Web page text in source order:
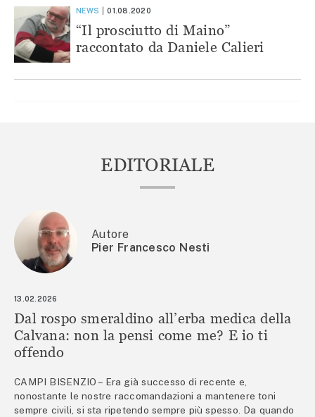
NEWS 01.08.2020
“Il prosciutto di Maino”
raccontato da Daniele Calieri
EDITORIALE
Autore
Pier Francesco Nesti
13.02.2026
Dal rospo smeraldino all’erba medica della
Calvana: non la pensi come me? E io ti
offendo
CAMPI BISENZIO – Era già successo di recente e,
nonostante le nostre raccomandazioni a mantenere toni
sempre civili, si sta ripetendo sempre più spesso. Da quando